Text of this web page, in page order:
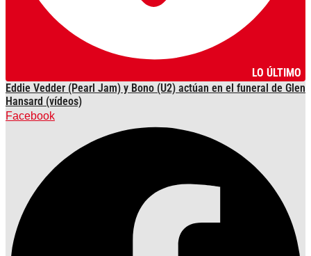
LO ÚLTIMO
Eddie Vedder (Pearl Jam) y Bono (U2) actúan en el funeral de Glen
Hansard (vídeos)
Facebook